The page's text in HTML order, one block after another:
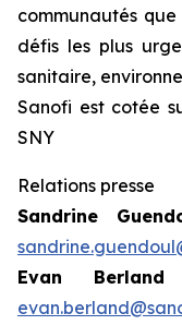
communautés
défis les plus
sanitaire,
Sanofi est cotée
SNY
Relations presse
Sandrine
Evan Berland